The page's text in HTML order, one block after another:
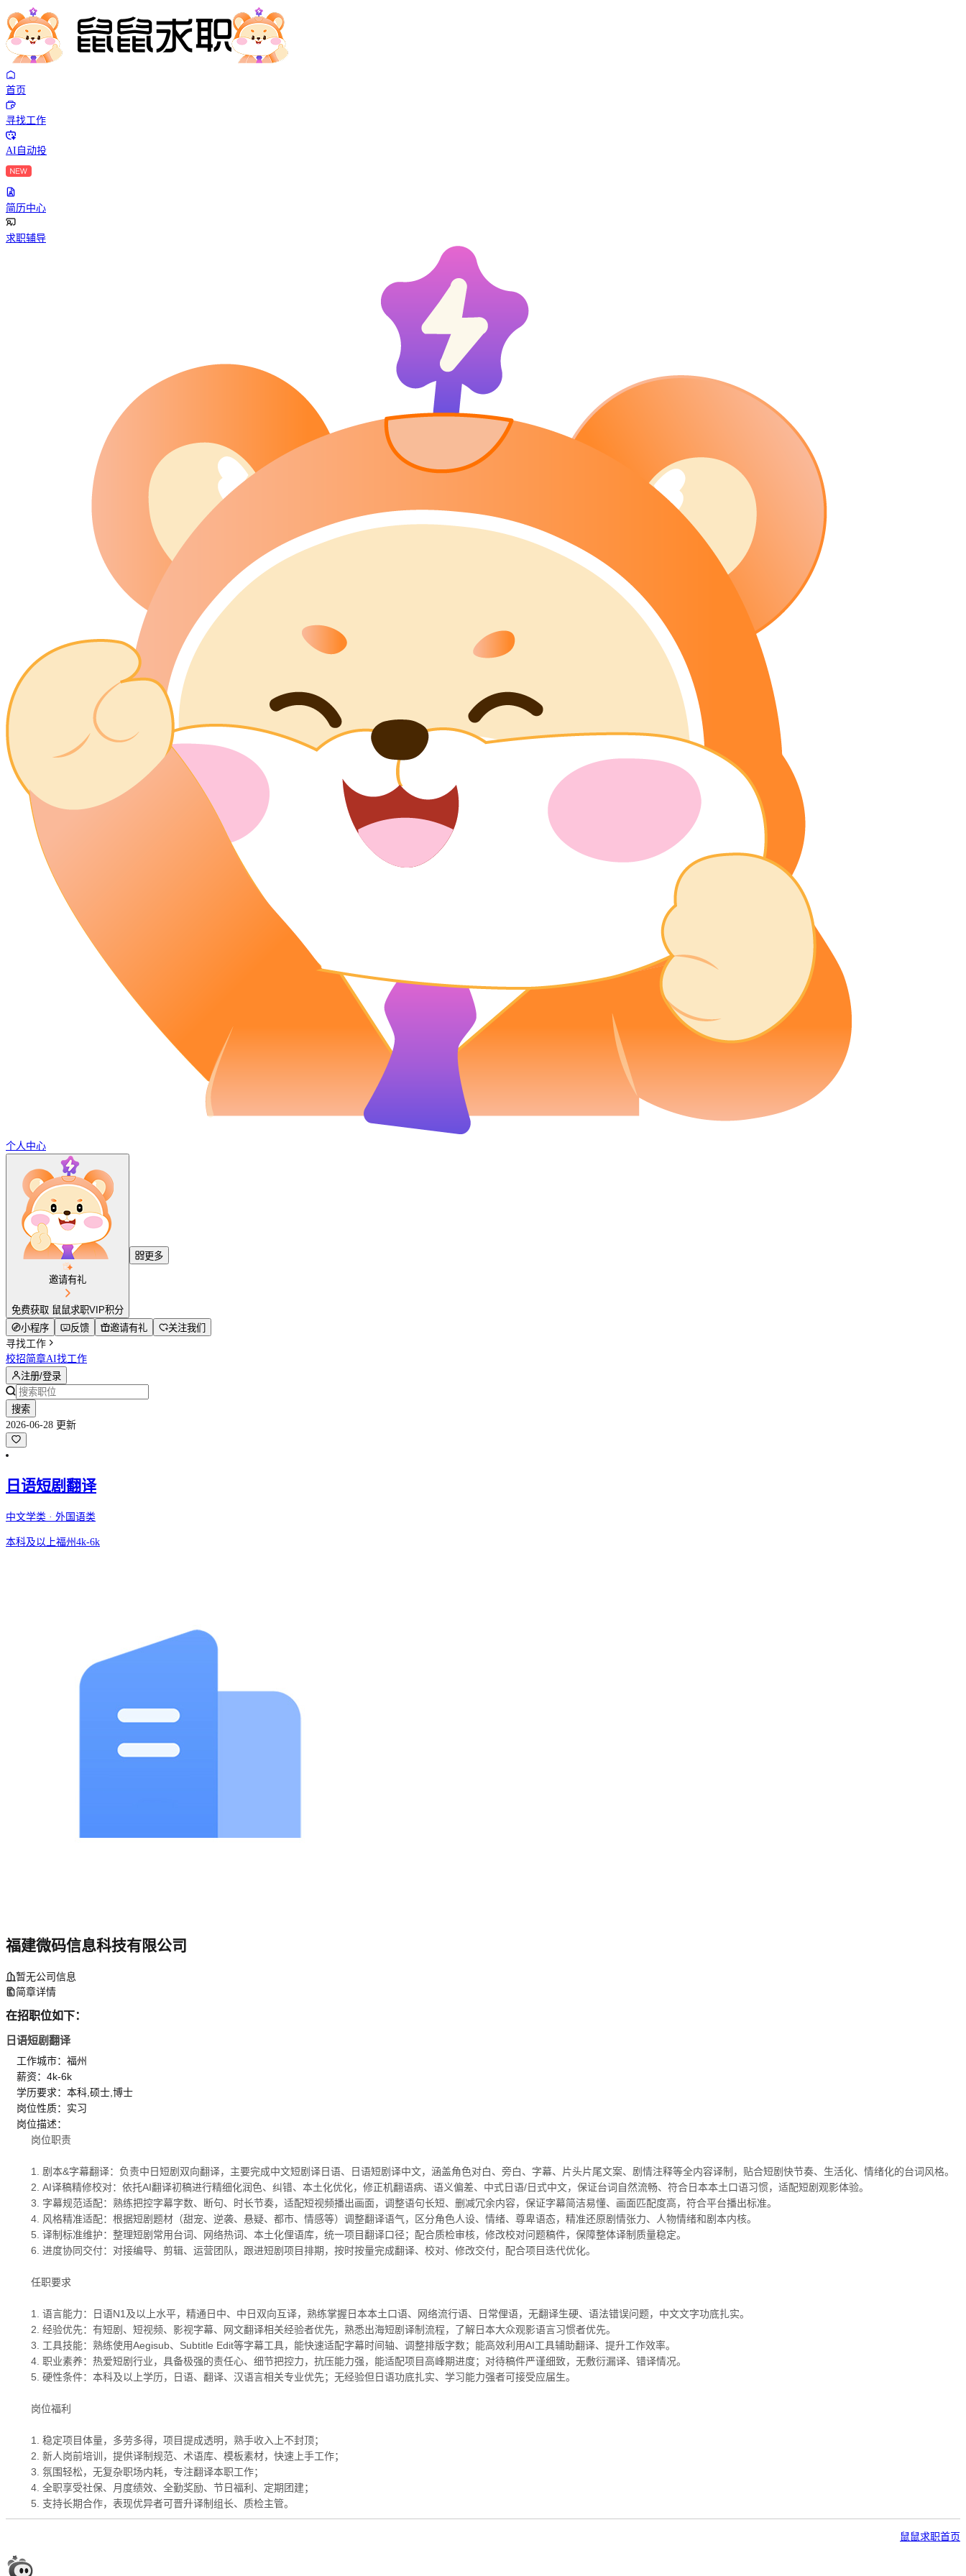
首页
寻找工作
AI自动投
简历中心
求职辅导
个人中心
邀请有礼
免费获取 鼠鼠求职VIP积分
更多
小程序 反馈 邀请有礼
关注我们
寻找工作
校招简章AI找工作
注册/登录
搜索
2026-06-28 更新
日语短剧翻译
中文学类 · 外国语类
本科及以上福州 4k-6k
福建微码信息科技有限公司
暂无公司信息
简章详情
在招职位如下：
日语短剧翻译
工作城市：福州
薪资：4k-6k
学历要求：本科,硕士,博士
岗位性质：实习
岗位描述：
岗位职责
1. 剧本&字幕翻译：负责中日短剧双向翻译，主要完成中文短剧译日语、日语短剧译中文，涵盖角色对白、旁白、字幕、片头片尾文案、剧情注释等全内容译制，贴合短剧快节奏、生活化、情绪化的台词风格。
2. AI译稿精修校对：依托AI翻译初稿进行精细化润色、纠错、本土化优化，修正机翻语病、语义偏差、中式日语/日式中文，保证台词自然流畅、符合日本本土口语习惯，适配短剧观影体验。
3. 字幕规范适配：熟练把控字幕字数、断句、时长节奏，适配短视频播出画面，调整语句长短、删减冗余内容，保证字幕简洁易懂、画面匹配度高，符合平台播出标准。
4. 风格精准适配：根据短剧题材（甜宠、逆袭、悬疑、都市、情感等）调整翻译语气，区分角色人设、情绪、尊卑语态，精准还原剧情张力、人物情绪和剧本内核。
5. 译制标准维护：整理短剧常用台词、网络热词、本土化俚语库，统一项目翻译口径；配合质检审核，修改校对问题稿件，保障整体译制质量稳定。
6. 进度协同交付：对接编导、剪辑、运营团队，跟进短剧项目排期，按时按量完成翻译、校对、修改交付，配合项目迭代优化。
任职要求
1. 语言能力：日语N1及以上水平，精通日中、中日双向互译，熟练掌握日本本土口语、网络流行语、日常俚语，无翻译生硬、语法错误问题，中文文字功底扎实。
2. 经验优先：有短剧、短视频、影视字幕、网文翻译相关经验者优先，熟悉出海短剧译制流程，了解日本大众观影语言习惯者优先。
3. 工具技能：熟练使用Aegisub、Subtitle Edit等字幕工具，能快速适配字幕时间轴、调整排版字数；能高效利用AI工具辅助翻译、提升工作效率。
4. 职业素养：热爱短剧行业，具备极强的责任心、细节把控力，抗压能力强，能适配项目高峰期进度；对待稿件严谨细致，无敷衍漏译、错译情况。
5. 硬性条件：本科及以上学历，日语、翻译、汉语言相关专业优先；无经验但日语功底扎实、学习能力强者可接受应届生。
岗位福利
1. 稳定项目体量，多劳多得，项目提成透明，熟手收入上不封顶；
2. 新人岗前培训，提供译制规范、术语库、模板素材，快速上手工作；
3. 氛围轻松，无复杂职场内耗，专注翻译本职工作；
4. 全职享受社保、月度绩效、全勤奖励、节日福利、定期团建；
5. 支持长期合作，表现优异者可晋升译制组长、质检主管。
鼠鼠求职首页